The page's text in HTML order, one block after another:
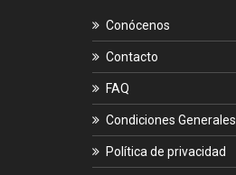
Conócenos
Contacto
FAQ
Condiciones Generales
Política de privacidad